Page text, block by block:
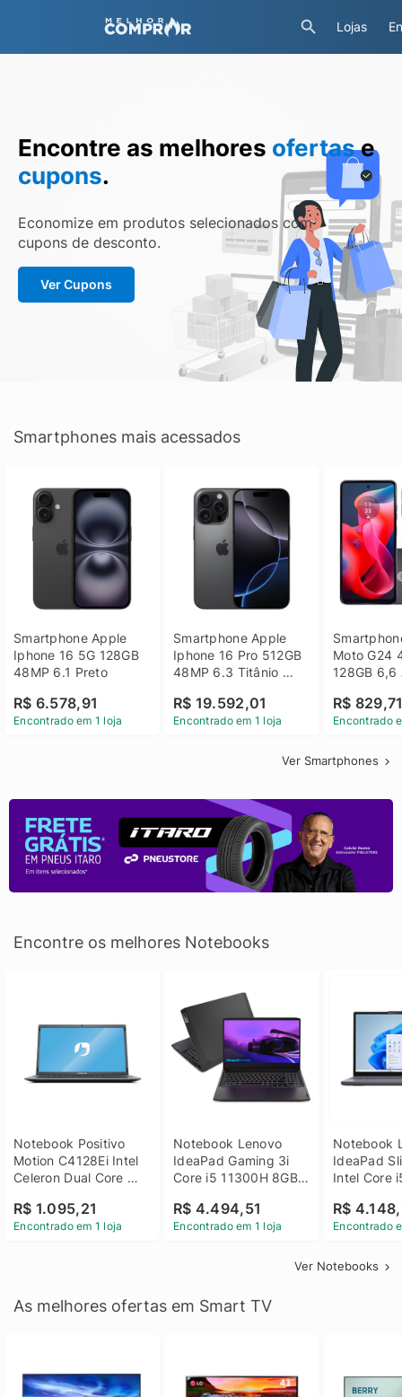
Lojas
Encontre as melhores ofertase
cupons.
Economize em produtos selecionados com
cupons de desconto.
Ver Cupons
Smartphones mais acessados
Smartphone Apple
Iphone 16 5G 128GB
48MP 6.1 Preto
R$ 6.578,91
Encontrado em 1 loja
Smartphone Apple
Iphone 16 Pro 512GB
48MP 6.3 Titânio
R$ 19.592,01
Encontrado em 1 loja
Moto G24
128GB 6,6
R$
Encontrado
Ver Smartphones
Encontre os melhores Notebooks
Notebook Positivo
Motion C4128Ei Intel
Celeron Dual Core
Linux 14 - 3002181
R$ 1.095,21
Encontrado em 1 loja
Notebook Lenovo
IdeaPad Gaming 3i
Core i5 11300H 8GB
GTX 1650 4GB 15.6
FHD Linux - Preto
R$ 4.494,51
Encontrado em 1 loja
Notebook
IdeaPad
Intel Core
SSD Win
R$
Encontrado
Ver Notebooks
As melhores ofertas em Smart TV